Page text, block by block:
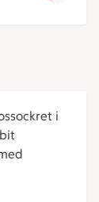
i